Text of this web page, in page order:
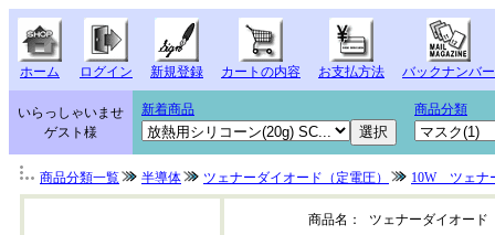
ホーム ログイン 新規登録 カートの内容 お支払方法 バックナンバー
いらっしゃいませ
ゲスト様
新着商品 商品分類
商品分類一覧 半導体 ツェナーダイオード（定電圧） 10W ツェナ
商品名：
ツェナーダイオード